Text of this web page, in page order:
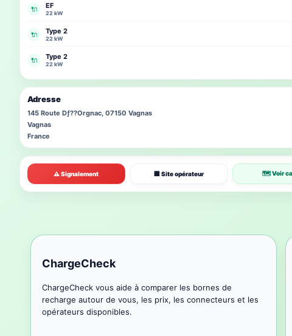
⚠ Signalement 🏢 Site opérateur 🗺 Voir
🔌 EF
22 kW
🔌 Type 2
22 kW
🔌 Type 2
22 kW
Adresse
145 Route Dƒ??Orgnac, 07150 Vagnas
Vagnas
France
ChargeCheck
ChargeCheck vous aide à comparer les bornes de
recharge autour de vous, les prix, les connecteurs et les
opérateurs disponibles.